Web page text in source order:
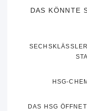
DAS KÖNNTE
HSG-
DAS HSG